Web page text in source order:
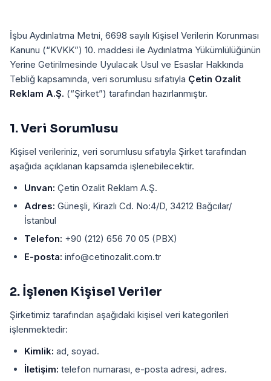
İşbu Aydınlatma Metni, 6698 sayılı Kişisel Verilerin Korunması
Kanunu (“KVKK”) 10. maddesi ile Aydınlatma Yükümlülüğünün
Yerine Getirilmesinde Uyulacak Usul ve Esaslar Hakkında
Tebliğ kapsamında, veri sorumlusu sıfatıyla Çetin Ozalit
Reklam A.Ş. (“Şirket”) tarafından hazırlanmıştır.
1. Veri Sorumlusu
Kişisel verileriniz, veri sorumlusu sıfatıyla Şirket tarafından
aşağıda açıklanan kapsamda işlenebilecektir.
Unvan: Çetin Ozalit Reklam A.Ş.
Adres: Güneşli, Kirazlı Cd. No:4/D, 34212 Bağcılar/
İstanbul
Telefon: +90 (212) 656 70 05 (PBX)
E-posta: info@cetinozalit.com.tr
2. İşlenen Kişisel Veriler
Şirketimiz tarafından aşağıdaki kişisel veri kategorileri
işlenmektedir:
Kimlik: ad, soyad.
İletişim: telefon numarası, e-posta adresi, adres.